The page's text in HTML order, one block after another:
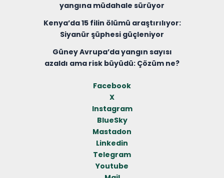
yangına müdahale sürüyor
Kenya’da 15 filin ölümü araştırılıyor:
Siyanür şüphesi güçleniyor
Güney Avrupa’da yangın sayısı
azaldı ama risk büyüdü: Çözüm ne?
Facebook
X
Instagram
BlueSky
Mastadon
Linkedin
Telegram
Youtube